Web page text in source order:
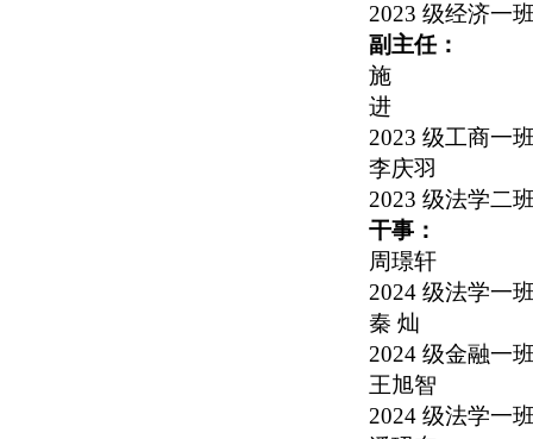
2023 级经济一
副主任：
施
进
2023 级工商一
李庆羽
2023 级法学二
干事：
周璟轩
2024 级法学一
秦 灿
2024 级金融一
王旭智
2024 级法学一